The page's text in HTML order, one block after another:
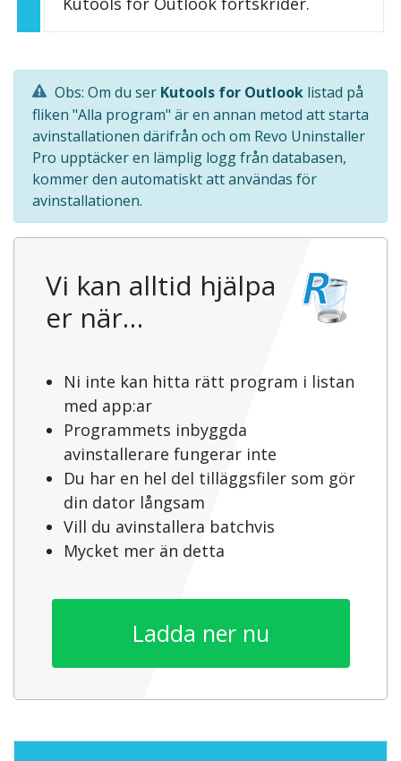
Obs: Om du ser Kutools for Outlook listad på
fliken "Alla program" är en annan metod att starta
avinstallationen därifrån och om Revo Uninstaller
Pro upptäcker en lämplig logg från databasen,
kommer den automatiskt att användas för
avinstallationen.
Vi kan alltid hjälpa
er när…
Ni inte kan hitta rätt program i listan
med app:ar
Programmets inbyggda
avinstallerare fungerar inte
Du har en hel del tilläggsfiler som gör
din dator långsam
Vill du avinstallera batchvis
Mycket mer än detta
Ladda ner nu